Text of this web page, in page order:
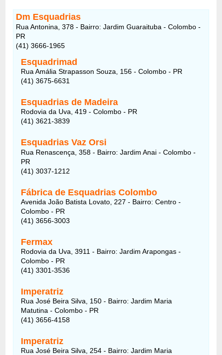
Dm Esquadrias
Rua Antonina, 378 - Bairro: Jardim Guaraituba - Colombo -
PR
(41) 3666-1965
Esquadrimad
Rua Amália Strapasson Souza, 156 - Colombo - PR
(41) 3675-6631
Esquadrias de Madeira
Rodovia da Uva, 419 - Colombo - PR
(41) 3621-3839
Esquadrias Vaz Orsi
Rua Renascença, 358 - Bairro: Jardim Anai - Colombo -
PR
(41) 3037-1212
Fábrica de Esquadrias Colombo
Avenida João Batista Lovato, 227 - Bairro: Centro -
Colombo - PR
(41) 3656-3003
Fermax
Rodovia da Uva, 3911 - Bairro: Jardim Arapongas -
Colombo - PR
(41) 3301-3536
Imperatriz
Rua José Beira Silva, 150 - Bairro: Jardim Maria
Matutina - Colombo - PR
(41) 3656-4158
Imperatriz
Rua José Beira Silva, 254 - Bairro: Jardim Maria